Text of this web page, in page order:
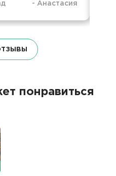
- Анастасия
понравиться